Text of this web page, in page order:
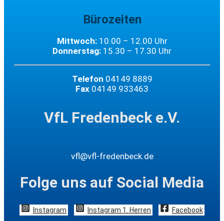
Bürozeiten
Mittwoch:10.00 – 12.00 Uhr
Donnerstag: 15.30 – 17.30 Uhr
Telefon 04149 8889
Fax 04149 933463
VfL Fredenbeck e.V.
vfl@vfl-fredenbeck.de
Folge uns auf Social Media
Instagram Instagram 1. Herren Facebook